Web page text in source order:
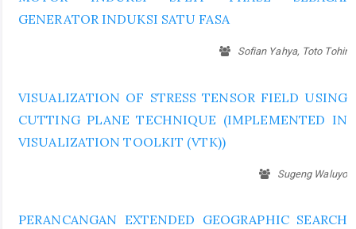
GENERATOR INDUKSI SATU FASA
Sofian Yahya, Toto Tohir
VISUALIZATION OF STRESS TENSOR FIELD USING
CUTTING PLANE TECHNIQUE (IMPLEMENTED IN
VISUALIZATION TOOLKIT (VTK))
Sugeng Waluyo
PERANCANGAN EXTENDED GEOGRAPHIC SEARCH